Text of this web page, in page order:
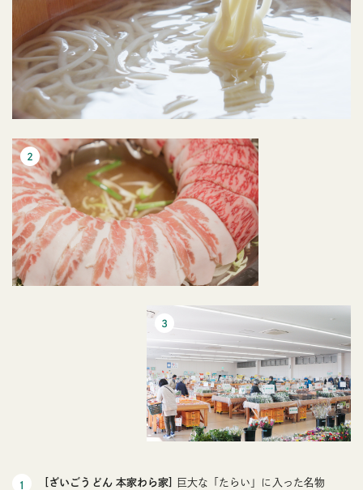
[ざいごうどん 本家わら家]
巨大な「たらい」に入った名物